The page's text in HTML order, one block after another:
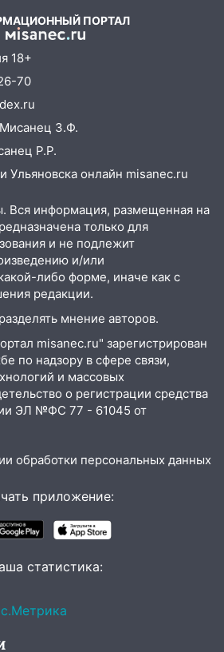
за один день
на пляже и
мужчина
страйкбольную
область
непогода: град
с
хотел купить иномарку
760 тысяч рублей
районе
и Chevrolet:
подросток
в Ульяновске 7
АЗС
с ребёнком и
его: суд вынес
районе пожар
дачный дом и
предложили отменить
контейнерных
ПОРТАЛ
18+
70
З.Ф.
Р.Р.
Ульяновска онлайн misanec.ru
Вся информация, размещенная на
только для
и не подлежит
и/или
либо форме, иначе как с
редакции.
мнение авторов.
misanec.ru" зарегистрирован
по надзору в сфере связи,
и массовых
о регистрации средства
ЭЛ №ФС 77 - 61045 от
обработки персональных данных
приложение:
статистика: